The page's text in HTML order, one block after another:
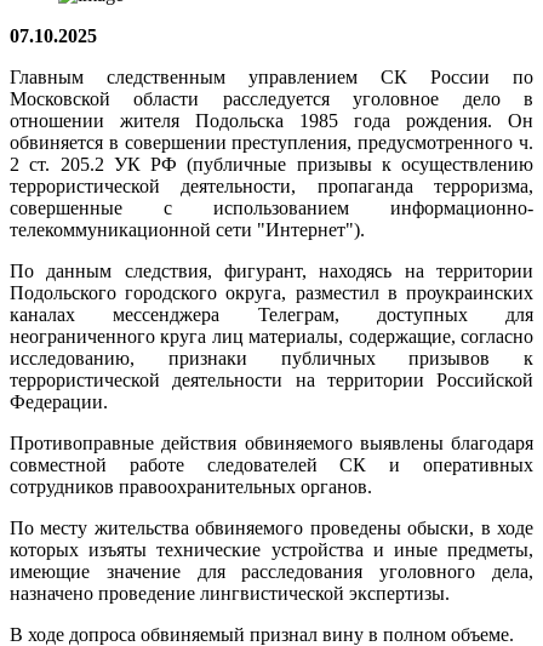
07.10.2025
Главным следственным управлением СК России по
Московской области расследуется уголовное дело в
отношении жителя Подольска 1985 года рождения. Он
обвиняется в совершении преступления, предусмотренного ч.
2 ст. 205.2 УК РФ (публичные призывы к осуществлению
террористической деятельности, пропаганда терроризма,
совершенные с использованием информационно-
телекоммуникационной сети "Интернет").
По данным следствия, фигурант, находясь на территории
Подольского городского округа, разместил в проукраинских
каналах мессенджера Телеграм, доступных для
неограниченного круга лиц материалы, содержащие, согласно
исследованию, признаки публичных призывов к
террористической деятельности на территории Российской
Федерации.
Противоправные действия обвиняемого выявлены благодаря
совместной работе следователей СК и оперативных
сотрудников правоохранительных органов.
По месту жительства обвиняемого проведены обыски, в ходе
которых изъяты технические устройства и иные предметы,
имеющие значение для расследования уголовного дела,
назначено проведение лингвистической экспертизы.
В ходе допроса обвиняемый признал вину в полном объеме.